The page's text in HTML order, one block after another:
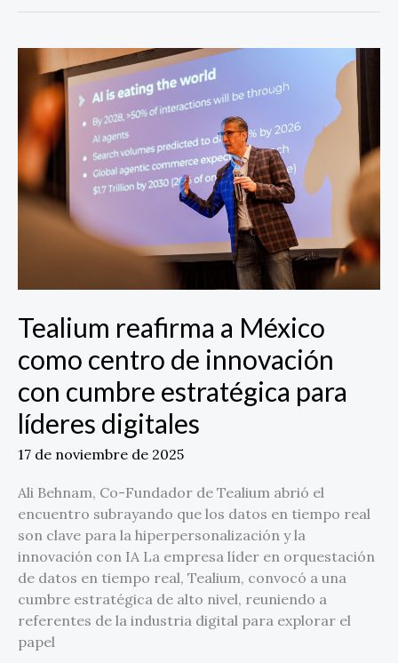
Tealium reafirma a México
como centro de innovación
con cumbre estratégica para
líderes digitales
17 de noviembre de 2025
Ali Behnam, Co-Fundador de Tealium abrió el
encuentro subrayando que los datos en tiempo real
son clave para la hiperpersonalización y la
innovación con IA La empresa líder en orquestación
de datos en tiempo real, Tealium, convocó a una
cumbre estratégica de alto nivel, reuniendo a
referentes de la industria digital para explorar el
papel
Tealium
reafirma
México
como
centro
de
innovación
para
líderes
digitales